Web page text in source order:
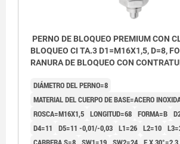
PERNO DE BLOQUEO PREMIUM CON
BLOQUEO CI TA.3 D1=M16X1,5, D=8,
RANURA DE BLOQUEO CON
COMP:TERMOPLÁSTICO GRIS
DIÁMETRO DEL PERNO=8
MATERIAL DEL CUERPO DE BASE=ACERO
ROSCA=M16X1,5 LONGITUD=68 FORMA=B
D4=11
D5=11 -0,01/-0,03 L1=26 L2=10